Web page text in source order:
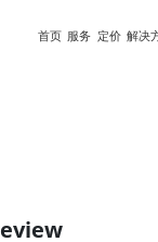
首页 服务 定价 解决